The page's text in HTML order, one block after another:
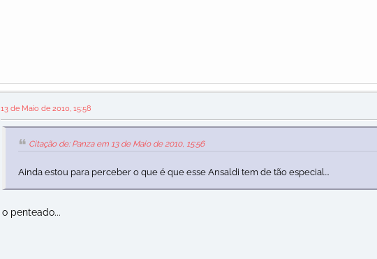
13 de Maio de 2010, 15:58
Citação de: Panza em 13 de Maio de 2010, 15:56
Ainda estou para perceber o que é que esse Ansaldi tem de tão especial...
o penteado...